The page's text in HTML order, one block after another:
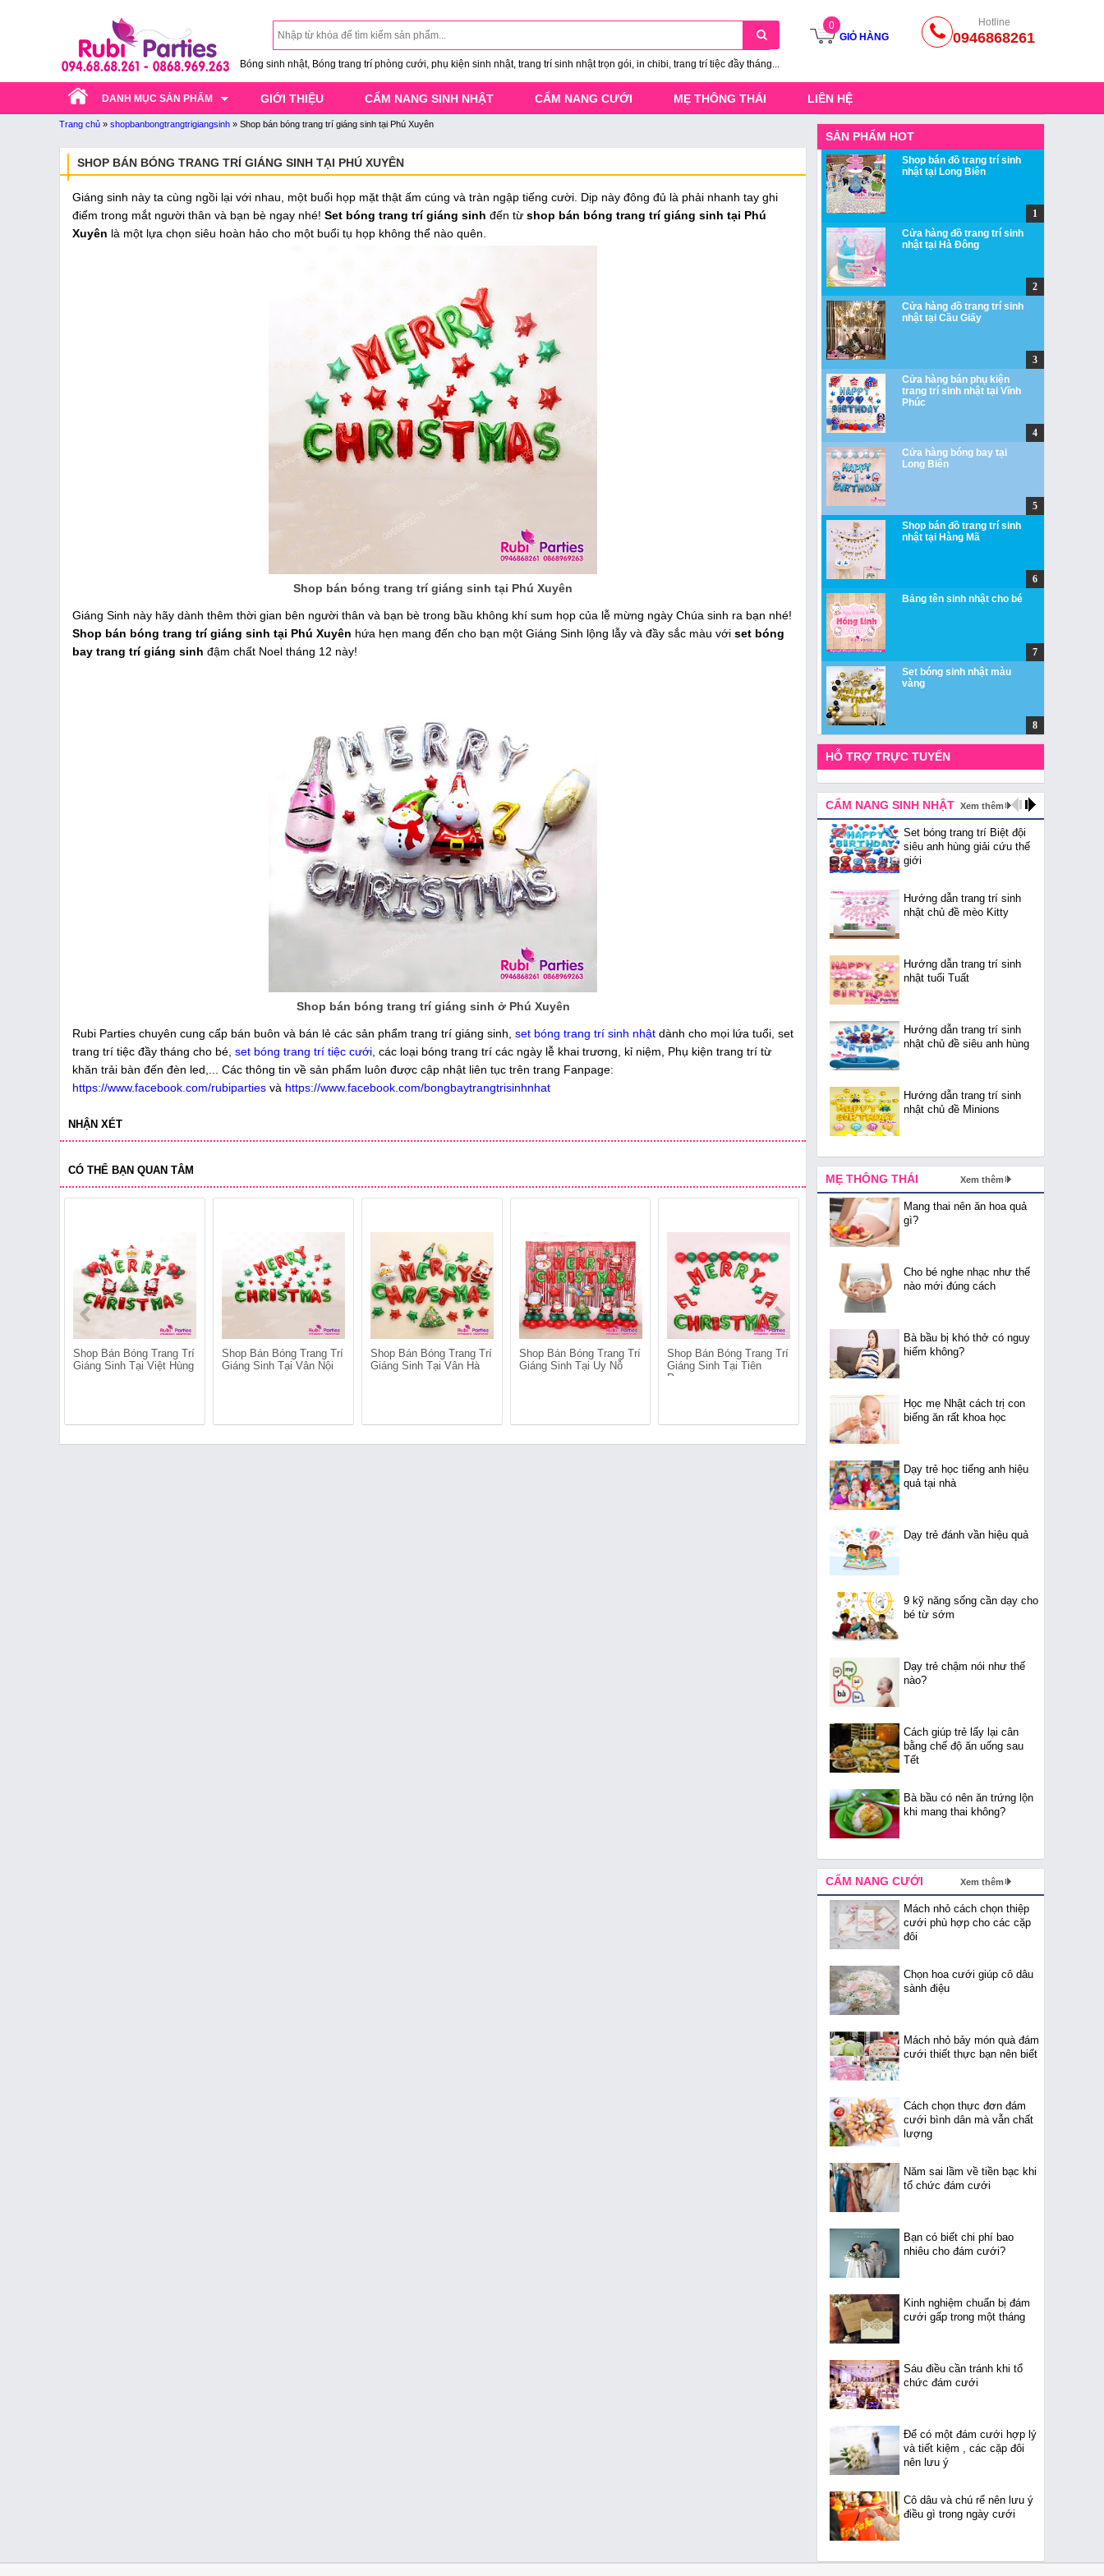
Bóng sinh nhật, Bóng trang trí phòng cưới, phụ kiện sinh nhật, trang trí sinh nhật trọn gói, in chibi, trang trí tiệc đầy tháng...
0
GIỎ HÀNG
Hotline
0946868261
DANH MỤC SẢN PHẨM GIỚI THIỆU CẨM NANG SINH NHẬT CẨM NANG CƯỚI MẸ THÔNG THÁI LIÊN HỆ
Trang chủ » shopbanbongtrangtrigiangsinh » Shop bán bóng trang trí giáng sinh tại Phú Xuyên
SHOP BÁN BÓNG TRANG TRÍ GIÁNG SINH TẠI PHÚ XUYÊN
Giáng sinh này ta cùng ngồi lại với nhau, một buổi họp mặt thật ấm cúng và tràn ngập tiếng cười. Dịp này đông đủ là phải nhanh tay ghi
điểm trong mắt người thân và bạn bè ngay nhé! Set bóng trang trí giáng sinh đến từ shop bán bóng trang trí giáng sinh tại Phú
Xuyên là một lựa chọn siêu hoàn hảo cho một buổi tụ họp không thể nào quên.
Shop bán bóng trang trí giáng sinh tại Phú Xuyên
Giáng Sinh này hãy dành thêm thời gian bên người thân và bạn bè trong bầu không khí sum họp của lễ mừng ngày Chúa sinh ra bạn nhé!
Shop bán bóng trang trí giáng sinh tại Phú Xuyên hứa hẹn mang đến cho bạn một Giáng Sinh lộng lẫy và đầy sắc màu với set bóng
bay trang trí giáng sinh đậm chất Noel tháng 12 này!
Shop bán bóng trang trí giáng sinh ở Phú Xuyên
Rubi Parties chuyên cung cấp bán buôn và bán lẻ các sản phẩm trang trí giáng sinh, set bóng trang trí sinh nhật dành cho mọi lứa tuổi, set
trang trí tiệc đầy tháng cho bé, set bóng trang trí tiệc cưới , các loại bóng trang trí các ngày lễ khai trương, kỉ niệm, Phụ kiện trang trí từ
khăn trải bàn đến đèn led,... Các thông tin về sản phẩm luôn được cập nhật liên tục trên trang Fanpage:
https://www.facebook.com/rubiparties và https://www.facebook.com/bongbaytrangtrisinhnhat
NHẬN XÉT
CÓ THỂ BẠN QUAN TÂM
Shop Bán Bóng Trang Trí
Giáng Sinh Tại Việt Hùng
Shop Bán Bóng Trang Trí
Giáng Sinh Tại Vân Nội
Shop Bán Bóng Trang Trí
Giáng Sinh Tại Vân Hà
Shop Bán Bóng Trang Trí
Giáng Sinh Tại Uy Nỗ
Shop Bán Bóng Trang Trí
Giáng Sinh Tại Tiên
Dương
Shop Bán Bóng Trang Trí
Giáng Sinh Tại Tàm Xá
SẢN PHẨM HOT
Shop bán đồ trang trí sinh
nhật tại Long Biên
Cửa hàng đồ trang trí sinh
nhật tại Hà Đông
Cửa hàng đồ trang trí sinh
nhật tại Cầu Giấy
Cửa hàng bán phụ kiện
trang trí sinh nhật tại Vĩnh
Phúc
Cửa hàng bóng bay tại
Long Biên
Shop bán đồ trang trí sinh
nhật tại Hàng Mã
Bảng tên sinh nhật cho bé
Set bóng sinh nhật màu
vàng
HỖ TRỢ TRỰC TUYẾN
CẨM NANG SINH NHẬT Xem thêm
Set bóng trang trí Biệt đội
siêu anh hùng giải cứu thế
giới
Hướng dẫn trang trí sinh
nhật chủ đề mèo Kitty
Hướng dẫn trang trí sinh
nhật tuổi Tuất
Hướng dẫn trang trí sinh
nhật chủ đề siêu anh hùng
Hướng dẫn trang trí sinh
nhật chủ đề Minions
MẸ THÔNG THÁI Xem thêm
Mang thai nên ăn hoa quả
gì?
Cho bé nghe nhạc như thế
nào mới đúng cách
Bà bầu bị khó thở có nguy
hiểm không?
Học mẹ Nhật cách trị con
biếng ăn rất khoa học
Dạy trẻ học tiếng anh hiệu
quả tại nhà
Dạy trẻ đánh vần hiệu quả
9 kỹ năng sống cần dạy cho
bé từ sớm
Dạy trẻ chậm nói như thế
nào?
Cách giúp trẻ lấy lại cân
bằng chế độ ăn uống sau
Tết
Bà bầu có nên ăn trứng lộn
khi mang thai không?
CẨM NANG CƯỚI Xem thêm
Mách nhỏ cách chọn thiệp
cưới phù hợp cho các cặp
đôi
Chọn hoa cưới giúp cô dâu
sành điệu
Mách nhỏ bảy món quà đám
cưới thiết thực bạn nên biết
Cách chọn thực đơn đám
cưới bình dân mà vẫn chất
lượng
Năm sai lầm về tiền bạc khi
tổ chức đám cưới
Bạn có biết chi phí bao
nhiêu cho đám cưới?
Kinh nghiệm chuẩn bị đám
cưới gấp trong một tháng
Sáu điều cần tránh khi tổ
chức đám cưới
Để có một đám cưới hợp lý
và tiết kiệm , các cặp đôi
nên lưu ý
Cô dâu và chú rể nên lưu ý
điều gì trong ngày cưới